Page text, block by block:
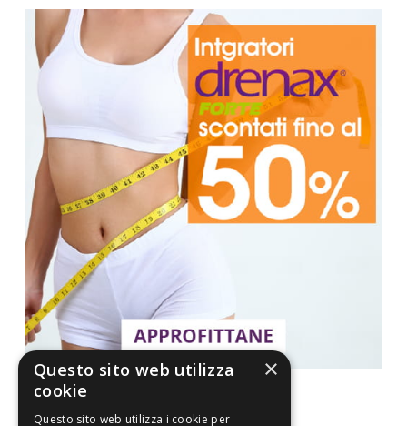
×
Questo sito web utilizza
cookie
Questo sito web utilizza i cookie per